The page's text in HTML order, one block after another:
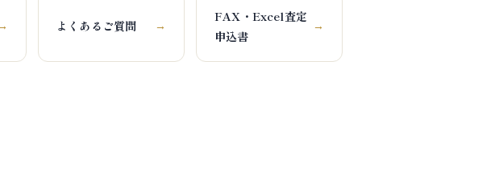
よくあるご質問 →
FAX・Excel査定
申込書
→